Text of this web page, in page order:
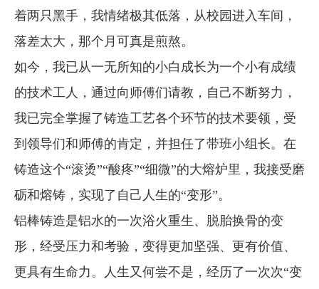
着两只黑手，我情绪极其低落，从校园进入车间，
落差太大，那个月可真是煎熬。
如今，我已从一无所知的小白成长为一个小有成绩
的技术工人，通过向师傅们请教，自己不断努力，
我已完全掌握了铸造工艺各个环节的技术要领，受
到领导们和师傅的肯定，并担任了带班小组长。在
铸造这个“滚烫”“酸疼”“细微”的大熔炉里，我接受磨
砺和熔铸，实现了自己人生的“变形”。
铝棒铸造是铝水的一次浴火重生、脱胎换骨的变
形，经受压力和考验，变得更加坚强、更有价值、
更具有生命力。人生又何尝不是，经历了一次次“变